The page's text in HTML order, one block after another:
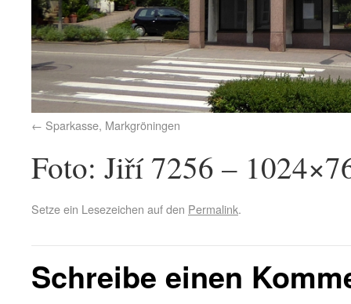
Sparkasse, Markgröningen
Foto: Jiří 7256 –
Setze ein Lesezeichen auf den Permalink.
Schreibe einen